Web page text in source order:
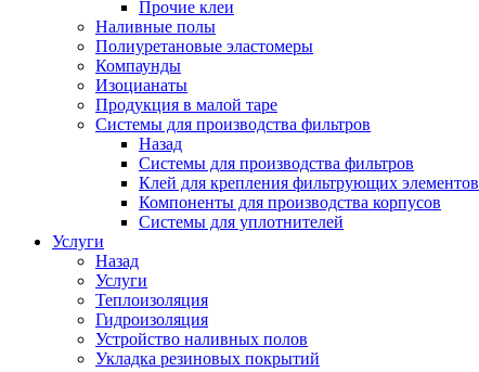
Прочие клеи
Наливные полы
Полиуретановые эластомеры
Компаунды
Изоцианаты
Продукция в малой таре
Системы для производства фильтров
Назад
Системы для производства фильтров
Клей для крепления фильтрующих элементов
Компоненты для производства корпусов
Системы для уплотнителей
Услуги
Назад
Услуги
Теплоизоляция
Гидроизоляция
Устройство наливных полов
Укладка резиновых покрытий